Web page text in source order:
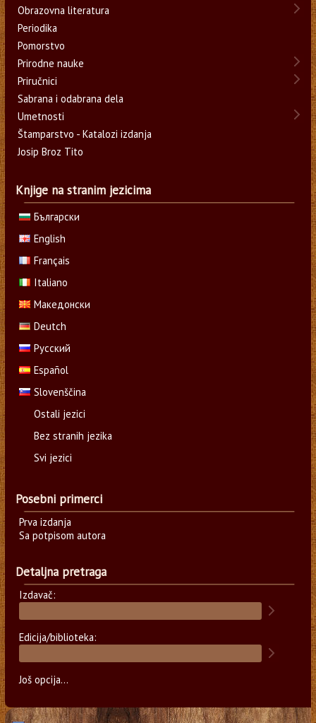
Obrazovna literatura
Periodika
Pomorstvo
Prirodne nauke
Priručnici
Sabrana i odabrana dela
Umetnosti
Štamparstvo - Katalozi izdanja
Josip Broz Tito
Knjige na stranim jezicima
Български
English
Français
Italiano
Македонски
Deutch
Русский
Español
Slovenščina
Ostali jezici
Bez stranih jezika
Svi jezici
Posebni primerci
Prva izdanja
Sa potpisom autora
Detaljna pretraga
Izdavač:
Edicija/biblioteka:
Još opcija...